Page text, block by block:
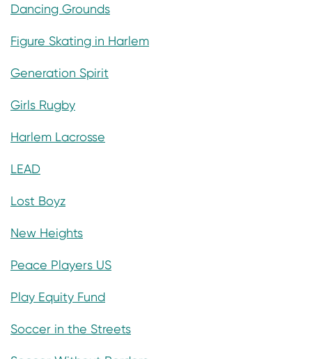
Dancing Grounds
Figure Skating in Harlem
Generation Spirit
Girls Rugby
Harlem Lacrosse
LEAD
Lost Boyz
New Heights
Peace Players US
Play Equity Fund
Soccer in the Streets